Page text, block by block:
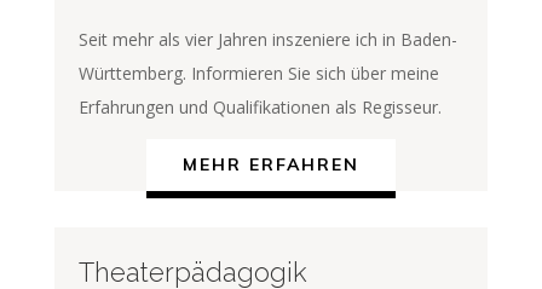
Seit mehr als vier Jahren inszeniere ich in Baden-
Württemberg. Informieren Sie sich über meine
Erfahrungen und Qualifikationen als Regisseur.
MEHR ERFAHREN
Theaterpädagogik